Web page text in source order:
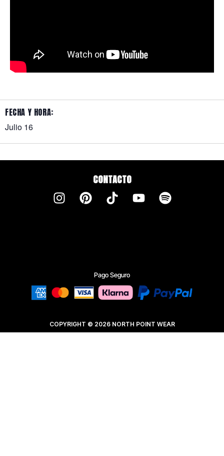
FECHA Y HORA:
Julio 16
CONTACTO
Pago Seguro
COPYRIGHT © 2026 NORTH POINT WEAR